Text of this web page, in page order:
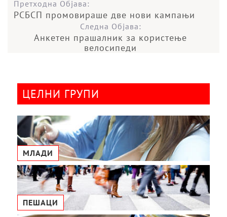
Претходна Објава:
РСБСП промовираше две нови кампањи
Следна Објава:
Aнкетeн прашалник за користење
велосипеди
ЦЕЛНИ ГРУПИ
МЛАДИ
ПЕШАЦИ